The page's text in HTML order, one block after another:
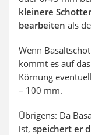
kleinere
bearbeiten als
Wenn
kommt es auf
Körnung
– 100 mm.
Übrigens: Da
ist, speichert er